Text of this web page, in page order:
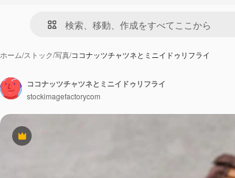
ホーム/ストック/写真/ココナッツチャツネとミニイドゥリフライ
Premium
ココナッツチャツネとミニイドゥリフライ
stockimagefactorycom